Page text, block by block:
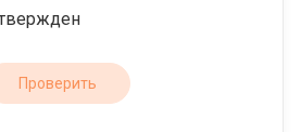
Проверить